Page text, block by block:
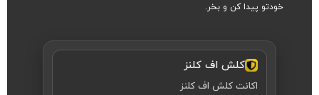
خودتو پیدا کن و بخر.
کلش اف کلنز
اکانت کلش اف کلنز